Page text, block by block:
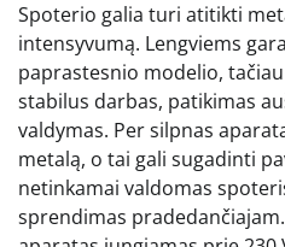
Spoterio galia turi atitikti
intensyvumą. Lengviems
paprastesnio modelio,
stabilus darbas, patikimas
valdymas. Per silpnas
metalą, o tai gali sugadinti
netinkamai valdomas
sprendimas